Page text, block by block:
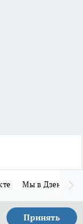
Мы в Дзене
Принять